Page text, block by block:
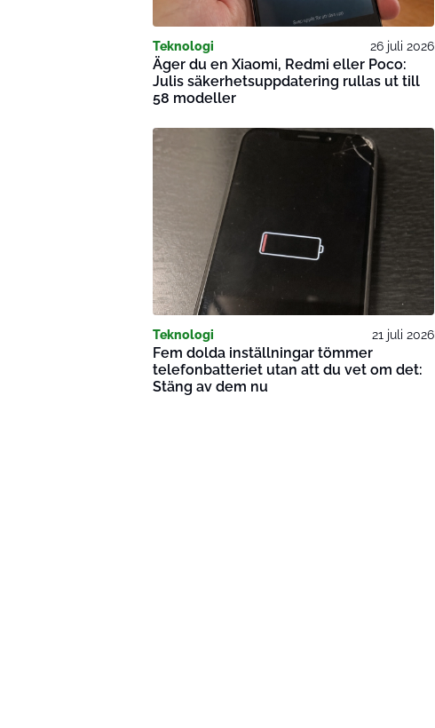
Teknologi 26 juli 2026
Äger du en Xiaomi, Redmi eller Poco:
Julis säkerhetsuppdatering rullas ut till
58 modeller
Teknologi 21 juli 2026
Fem dolda inställningar tömmer
telefonbatteriet utan att du vet om det:
Stäng av dem nu